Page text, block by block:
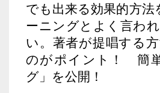
でも出来る効果的方
ーニングとよく言わ
い。著者が提唱する
のがポイント！ 簡
グ」を公開！